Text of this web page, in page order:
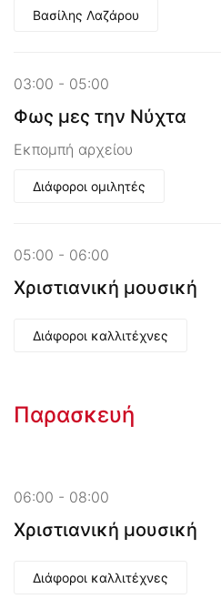
Βασίλης Λαζάρου
03:00 - 05:00
Φως μες την Νύχτα
Εκπομπή αρχείου
Διάφοροι ομιλητές
05:00 - 06:00
Χριστιανική μουσική
Διάφοροι καλλιτέχνες
Παρασκευή
06:00 - 08:00
Χριστιανική μουσική
Διάφοροι καλλιτέχνες